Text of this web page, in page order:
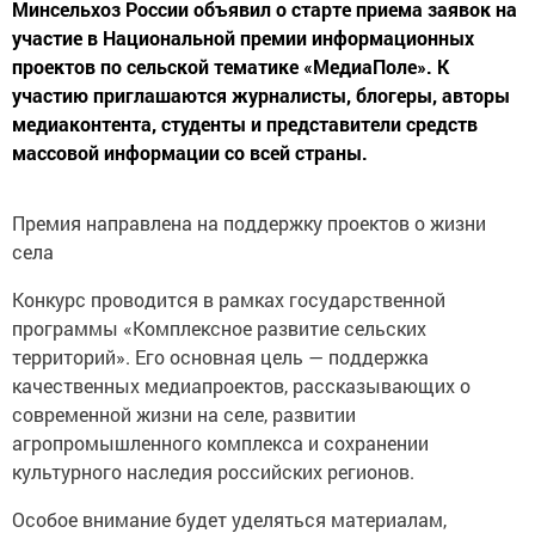
Минсельхоз России объявил о старте приема заявок на
участие в Национальной премии информационных
проектов по сельской тематике «МедиаПоле». К
участию приглашаются журналисты, блогеры, авторы
медиаконтента, студенты и представители средств
массовой информации со всей страны.
Премия направлена на поддержку проектов о жизни
села
Конкурс проводится в рамках государственной
программы «Комплексное развитие сельских
территорий». Его основная цель — поддержка
качественных медиапроектов, рассказывающих о
современной жизни на селе, развитии
агропромышленного комплекса и сохранении
культурного наследия российских регионов.
Особое внимание будет уделяться материалам,